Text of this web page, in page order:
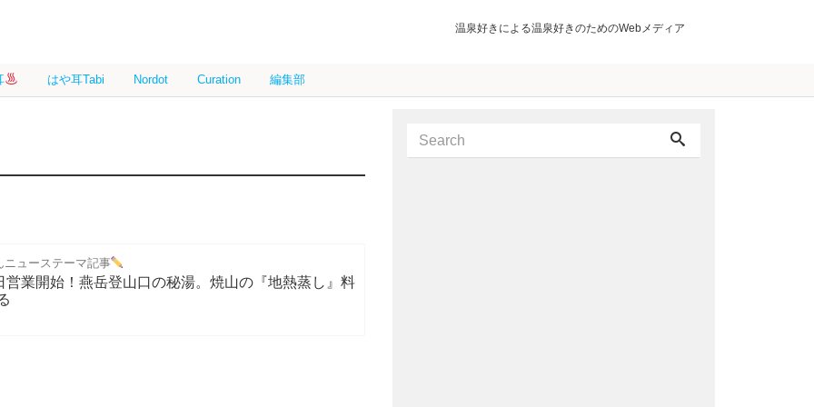
温泉好きによる温泉好きのためのWebメディア
はや耳Tabi Nordot Curation 編集部
ューステーマ記事
業開始！燕岳登山口の秘湯。焼山の『地熱蒸し』料